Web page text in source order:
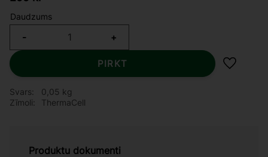
Daudzums
+
-
PIRKT
Svars
0,05 kg
Zīmoli
ThermaCell
Produktu dokumenti